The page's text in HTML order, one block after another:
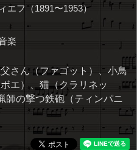
エフ（1891〜1953）
楽
さん（ファゴット）、小鳥
エ）、猫（クラリネッ
師の撃つ鉄砲（ティンパニ